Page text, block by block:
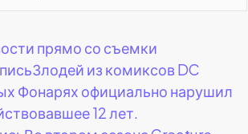
прямо со съемки
Злодей из комиксов DC
Фонарях официально нарушил
12 лет.